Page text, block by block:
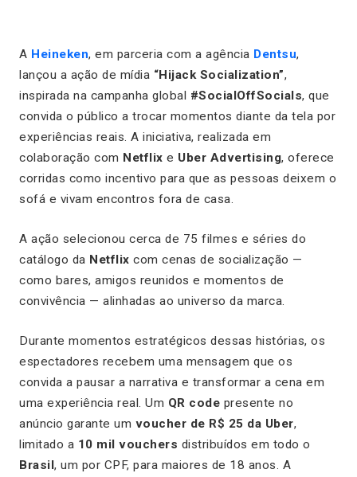
A Heineken, em parceria com a agência Dentsu,
lançou a ação de mídia “Hijack Socialization”,
inspirada na campanha global #SocialOffSocials, que
convida o público a trocar momentos diante da tela por
experiências reais. A iniciativa, realizada em
colaboração com Netflix e Uber Advertising, oferece
corridas como incentivo para que as pessoas deixem o
sofá e vivam encontros fora de casa.
A ação selecionou cerca de 75 filmes e séries do
catálogo da Netflix com cenas de socialização —
como bares, amigos reunidos e momentos de
convivência — alinhadas ao universo da marca.
Durante momentos estratégicos dessas histórias, os
espectadores recebem uma mensagem que os
convida a pausar a narrativa e transformar a cena em
uma experiência real. Um QR code presente no
anúncio garante um voucher de R$ 25 da Uber,
limitado a 10 mil vouchers distribuídos em todo o
Brasil, um por CPF, para maiores de 18 anos. A